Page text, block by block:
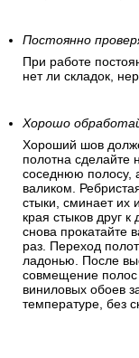
Постоянно
При работе
нет ли складок,
Хорошо
Хороший шов
полотна сделайте
соседнюю полосу,
валиком.
стыки, сминает их
края стыков друг
снова прокатайте
раз. Переход
ладонью. После
совмещение
виниловых обоев
температуре, без